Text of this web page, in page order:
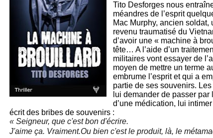
Tito Desforges nous
méandres de l’esprit
Mac Murphy, ancien soldat,
revenu traumatisé du
d’avoir une « machine à
tête… A l’aide d’un
militaires vont essayer de
moyen de mettre un terme
embrume l’esprit et qui a
partie de ses souvenirs.
lui demander de passer par
d’une médication, lui
écrit des bribes de souvenirs :
« Seigneur, que c'est bon d'écrire.
J'aime ça. Vraiment.Ou bien c'est le produit, là, le